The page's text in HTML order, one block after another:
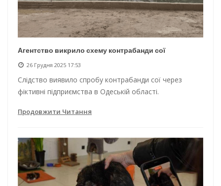
Агентство викрило схему контрабанди сої
26 Грудня 2025 17:53
Слідство виявило спробу контрабанди сої через
фіктивні підприємства в Одеській області.
Продовжити Читання